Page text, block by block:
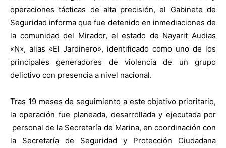
operaciones tácticas de alta precisión, el Gabinete de
Seguridad informa que fue detenido en inmediaciones de
la comunidad del Mirador, el estado de Nayarit Audias
«N», alias «El Jardinero», identificado como uno de los
principales generadores de violencia de un grupo
delictivo con presencia a nivel nacional.
Tras 19 meses de seguimiento a este objetivo prioritario,
la operación fue planeada, desarrollada y ejecutada por
personal de la Secretaría de Marina, en coordinación con
la Secretaría de Seguridad y Protección Ciudadana